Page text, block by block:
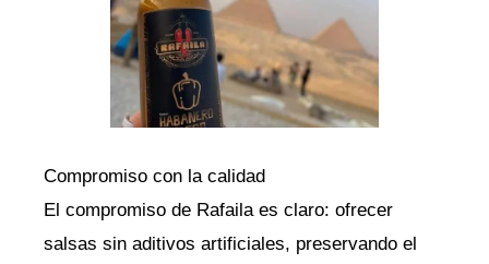
Compromiso con la calidad
El compromiso de Rafaila es claro: ofrecer
salsas sin aditivos artificiales, preservando el